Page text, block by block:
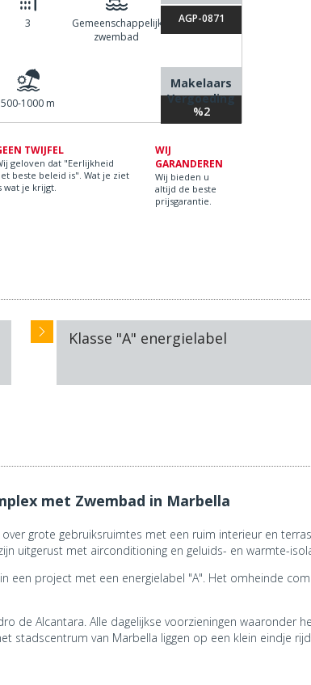
AGP-0871
Makelaars
Vergoeding
%2
3
Gemeenschappelijk
zwembad
500-1000 m
TWIJFEL
geloven dat "Eerlijkheid
beste beleid is". Wat je ziet
wat je krijgt.
WIJ
GARANDEREN
Wij bieden u
altijd de beste
prijsgarantie.
Klasse "A" energielabel
met Zwembad in Marbella
grote gebruiksruimtes met een ruim interieur en
uitgerust met airconditioning en geluids- en warmte-
een project met een energielabel "A". Het omheinde
de Alcantara. Alle dagelijkse voorzieningen waaronder
stadscentrum van Marbella liggen op een klein eindje